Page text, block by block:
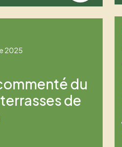
2025
du
de